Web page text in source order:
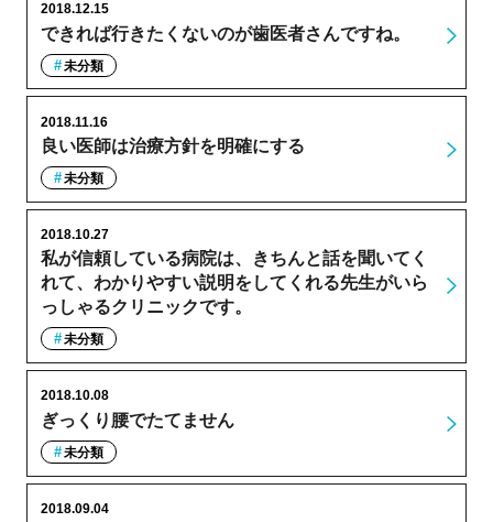
できれば行きたくないのが歯医者さんですね。
2018.12.15
未分類
良い医師は治療方針を明確にする
2018.11.16
未分類
私が信頼している病院は、きちんと話を聞いてく
れて、わかりやすい説明をしてくれる先生がいら
っしゃるクリニックです。
2018.10.27
未分類
ぎっくり腰でたてません
2018.10.08
未分類
2018.09.04